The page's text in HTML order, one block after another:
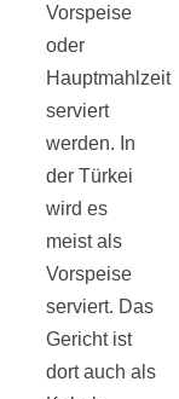
Vorspeise
oder
Hauptmahlzeit
serviert
werden. In
der Türkei
wird es
meist als
Vorspeise
serviert. Das
Gericht ist
dort auch als